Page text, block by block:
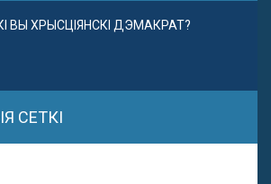
ВЫ ХРЫСЦІЯНСКІ ДЭМАКРАТ?
СЕТКІ